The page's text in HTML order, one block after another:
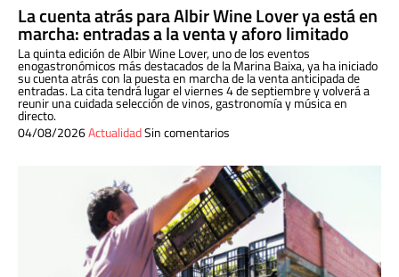
La cuenta atrás para Albir Wine Lover ya está en
marcha: entradas a la venta y aforo limitado
La quinta edición de Albir Wine Lover, uno de los eventos
enogastronómicos más destacados de la Marina Baixa, ya ha iniciado
su cuenta atrás con la puesta en marcha de la venta anticipada de
entradas. La cita tendrá lugar el viernes 4 de septiembre y volverá a
reunir una cuidada selección de vinos, gastronomía y música en
directo.
04/08/2026ActualidadSin comentarios